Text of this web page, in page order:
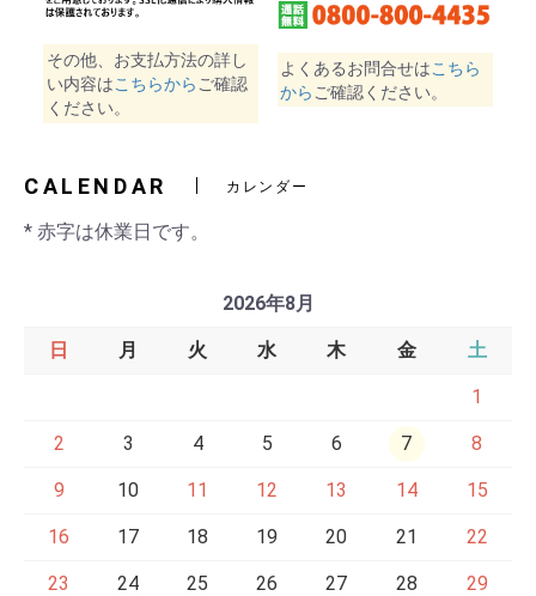
その他、お支払方法の詳し
い内容はこちらから ご確認
ください。
よくあるお問合せはこちら
から ご確認ください。
CALENDAR カレンダー
* 赤字は休業日です。
2026年8月
日 月 火 水 木 金 土
1
2 3 4 5 6 7 8
9 10 11 12 13 14 15
16 17 18 19 20 21 22
23 24 25 26 27 28 29